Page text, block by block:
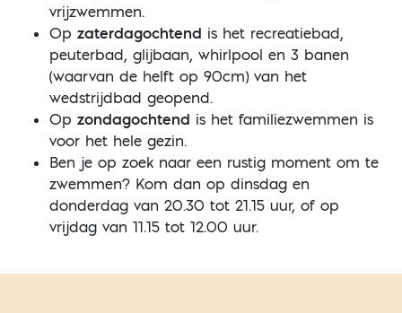
vrijzwemmen.
Op zaterdagochtend is het recreatiebad,
peuterbad, glijbaan, whirlpool en 3 banen
(waarvan de helft op 90cm) van het
wedstrijdbad geopend.
Op zondagochtend is het familiezwemmen is
voor het hele gezin.
Ben je op zoek naar een rustig moment om te
zwemmen? Kom dan op dinsdag en
donderdag van 20.30 tot 21.15 uur, of op
vrijdag van 11.15 tot 12.00 uur.